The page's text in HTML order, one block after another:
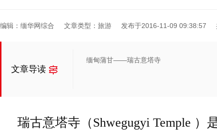
编辑：缅华网综合 文章类型：旅游 发布于2016-11-09 09:38:57
文章导读
缅甸蒲甘——瑞古意塔寺
瑞古意塔寺（Shwegugyi Temple ）